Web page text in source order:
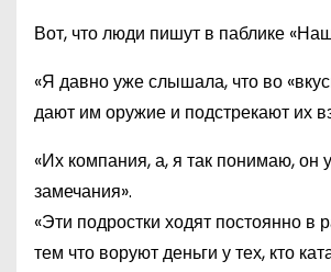
Вот, что люди пишут в паблике
«Я давно уже слышала, что во
дают им оружие и подстрекают их
«Их компания, а, я так понимаю, он
замечания».
«Эти подростки ходят постоянно
тем что воруют деньги у тех, кто